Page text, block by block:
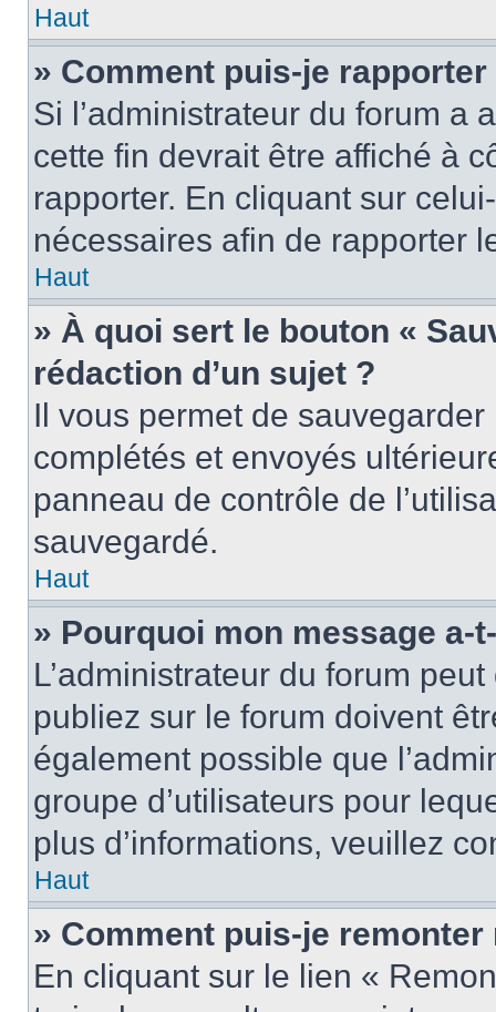
Haut
» Comment puis-je
Si l’administrateur du forum a
cette fin devrait être affiché à
rapporter. En cliquant sur
nécessaires afin de rapporter
Haut
» À quoi sert le bouton «
rédaction d’un sujet ?
Il vous permet de
complétés et envoyés
panneau de contrôle de
sauvegardé.
Haut
» Pourquoi mon message a-
L’administrateur du forum
publiez sur le forum doivent
également possible que
groupe d’utilisateurs pour
plus d’informations, veuillez
Haut
» Comment puis-je
En cliquant sur le lien «